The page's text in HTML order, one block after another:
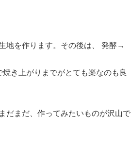
地を作ります。その後は、 発酵→
き上がりまでがとても楽なのも良
だまだ、作ってみたいものが沢山で